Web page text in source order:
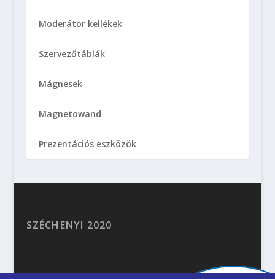
Moderátor kellékek
Szervezőtáblák
Mágnesek
Magnetowand
Prezentációs eszközök
SZÉCHENYI 2020